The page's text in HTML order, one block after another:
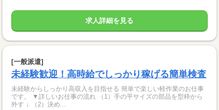
求人詳細を見る
[一般派遣]
未経験歓迎！高時給でしっかり稼げる簡単検査
未経験からしっかり高収入を目指せる 簡単で楽しい軽作業のお仕事
です。 ▼詳しいお仕事の流れ （1）手の平サイズの部品を型枠から
外す ↓ （2）決め...